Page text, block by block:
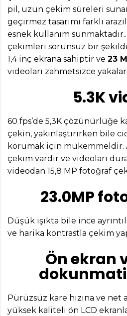
pil, uzun çekim süreleri
geçirmez tasarımı farklı
esnek kullanım
çekimleri sorunsuz bir
1,4 inç ekrana sahiptir ve 23
videoları zahmetsizce yakalar.
5.3K
60 fps’de 5,3K çözünürlüğe
çekin, yakınlaştırırken bile
korumak için mükemmeldir.
çekim vardır ve videoları
videodan 15,8 MP fotoğraf
23.0MP
Düşük ışıkta bile ince
ve harika kontrastla çekim
Ön ekran
Pürüzsüz kare hızına ve net
yüksek kaliteli ön LCD